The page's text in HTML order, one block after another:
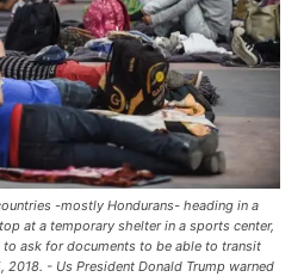
-mostly Hondurans- heading in a
at a temporary shelter in a sports center,
ask for documents to be able to transit
- Us President Donald Trump warned